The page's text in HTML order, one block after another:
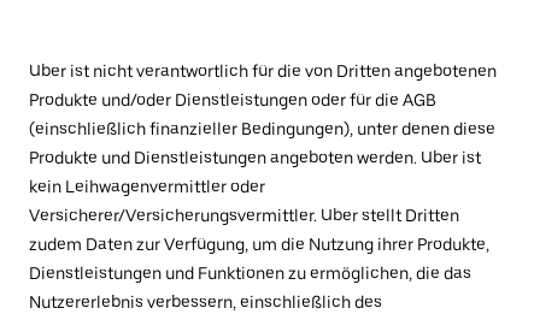
Uber ist nicht verantwortlich für die von Dritten angebotenen
Produkte und/oder Dienstleistungen oder für die AGB
(einschließlich finanzieller Bedingungen), unter denen diese
Produkte und Dienstleistungen angeboten werden. Uber ist
kein Leihwagenvermittler oder
Versicherer/Versicherungsvermittler. Uber stellt Dritten
zudem Daten zur Verfügung, um die Nutzung ihrer Produkte,
Dienstleistungen und Funktionen zu ermöglichen, die das
Nutzererlebnis verbessern, einschließlich des